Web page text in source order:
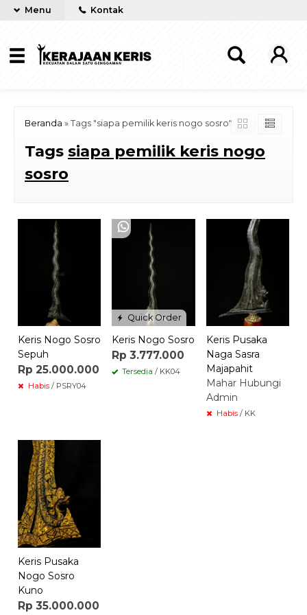
Menu Kontak
Beranda » Tags "siapa pemilik keris nogo sosro"
Tags siapa pemilik keris nogo
sosro
Keris Nogo Sosro
Sepuh
Rp 25.000.000
Habis / PSRY04
Quick Order
Keris Nogo Sosro
Rp 3.777.000
Tersedia / KK04
Keris Pusaka
Naga Sasra
Majapahit
Mahar Hubungi
Admin
Habis/ KK
Keris Pusaka
Nogo Sosro
Kuno
Rp 35.000.000